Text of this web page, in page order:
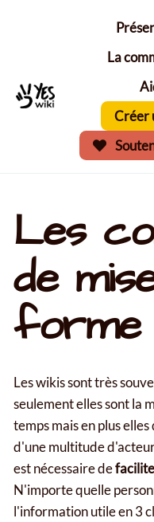
Aller au contenu
La
Créer
Les
de
forme
Les wikis sont très
seulement elles sont la
temps mais en plus
d'une multitude
est nécessaire de
N'importe quelle
l'information utile en 3